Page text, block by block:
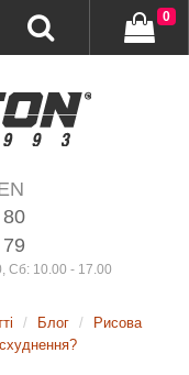
Сб: 10.00 - 17.00
0
Блог
Рисова